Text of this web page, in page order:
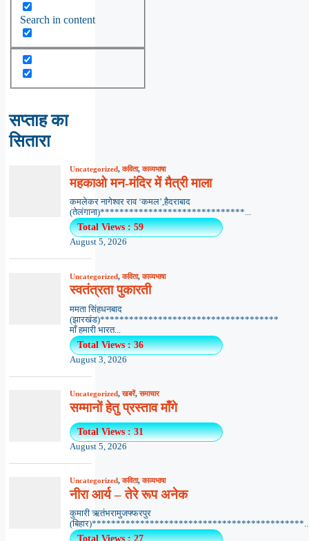
Search in content
सप्ताह का
सितारा
Uncategorized,कविता,काव्यभाषा
महकाओ मन-मंदिर में मैत्री माला
कमलेकर नागेश्वर राव ‘कमल’,हैदराबाद
(तेलंगाना)******************************...
Total Views : 59
August 5, 2026
Uncategorized,कविता,काव्यभाषा
स्वतंत्रता पुकारती
ममता सिंहधनबाद
(झारखंड)*************************************
माँ हमारी भारत...
Total Views : 36
August 3, 2026
Uncategorized,खबरें,समाचार
सम्मानों हेतु प्रस्ताव माँगे
Total Views : 31
August 5, 2026
Uncategorized,कविता,काव्यभाषा
नीरा आर्य – तेरे रूप अनेक
कुमारी ऋतंभरामुजफ्फरपुर
Total Views : 27